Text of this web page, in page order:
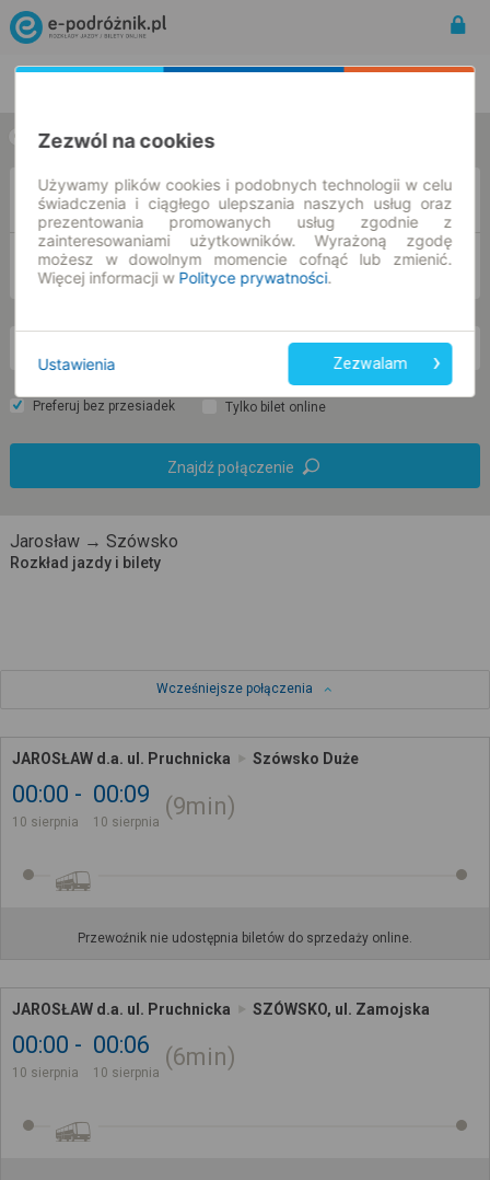
w jedną stronę w obie strony
DO
Preferuj bez przesiadek Tylko bilet online
Znajdź połączenie
Jarosław → Szówsko
Rozkład jazdy i bilety
Wcześniejsze połączenia
JAROSŁAW d.a. ul. Pruchnicka Szówsko Duże
00:00
10 sierpnia
00:09
10 sierpnia
9min
Przewoźnik nie udostępnia biletów do sprzedaży online.
JAROSŁAW d.a. ul. Pruchnicka SZÓWSKO, ul. Zamojska
00:00
10 sierpnia
00:06
10 sierpnia
6min
Zezwól na cookies
Używamy plików cookies i podobnych technologii w celu
świadczenia i ciągłego ulepszania naszych usług oraz
prezentowania promowanych usług zgodnie z
zainteresowaniami użytkowników. Wyrażoną zgodę
możesz w dowolnym momencie cofnąć lub zmienić.
Więcej informacji w Polityce prywatności.
Ustawienia Zezwalam